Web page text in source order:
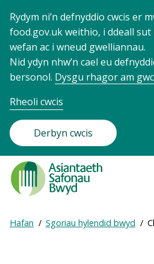
Rydym ni’n defnyddio cwcis er
food.gov.uk weithio, i ddeall sut
wefan ac i wneud gwelliannau.
Nid ydyn nhw’n cael eu
bersonol. Dysgu rhagor am
Rheoli cwcis
Derbyn cwcis
Food
Standards
Agency
Frontpage
Breadcrumb
Expand
breadcrumb
Hafan Sgoriau hylendid bwyd